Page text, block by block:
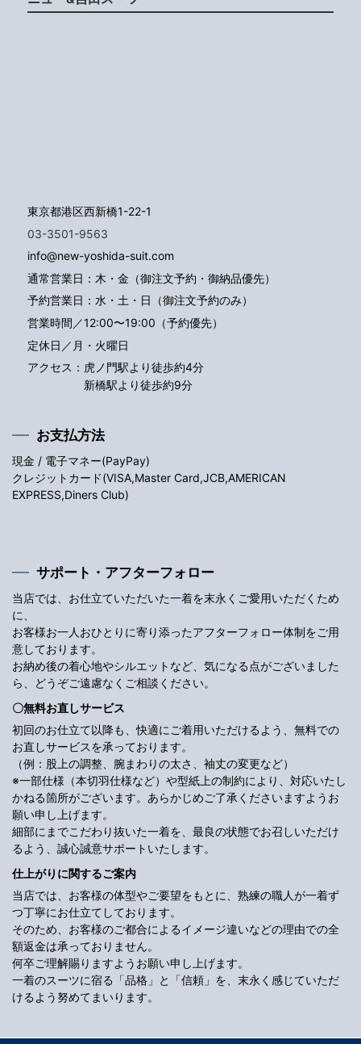
東京都港区西新橋1-22-1
03-3501-9563
info@new-yoshida-suit.com
通常営業日：木・金（御注文予約・御納品優先）
予約営業日：水・土・日（御注文予約のみ）
営業時間／12:00〜19:00（予約優先）
定休日／月・火曜日
アクセス： 虎ノ門駅より徒歩約4分
新橋駅より徒歩約9分
お支払方法
現金 / 電子マネー(PayPay)
クレジットカード(VISA,Master Card,JCB,AMERICAN
EXPRESS,Diners Club)
サポート・アフターフォロー
当店では、お仕立ていただいた一着を末永くご愛用いただくため
に、
お客様お一人おひとりに寄り添ったアフターフォロー体制をご用
意しております。
お納め後の着心地やシルエットなど、気になる点がございました
ら、どうぞご遠慮なくご相談ください。
〇無料お直しサービス
初回のお仕立て以降も、快適にご着用いただけるよう、無料での
お直しサービスを承っております。
（例：股上の調整、腕まわりの太さ、袖丈の変更など）
※一部仕様（本切羽仕様など）や型紙上の制約により、対応いたし
かねる箇所がございます。あらかじめご了承くださいますようお
願い申し上げます。
細部にまでこだわり抜いた一着を、最良の状態でお召しいただけ
るよう、誠心誠意サポートいたします。
仕上がりに関するご案内
当店では、お客様の体型やご要望をもとに、熟練の職人が一着ず
つ丁寧にお仕立てしております。
そのため、お客様のご都合によるイメージ違いなどの理由での全
額返金は承っておりません。
何卒ご理解賜りますようお願い申し上げます。
一着のスーツに宿る「品格」と「信頼」を、末永く感じていただ
けるよう努めてまいります。